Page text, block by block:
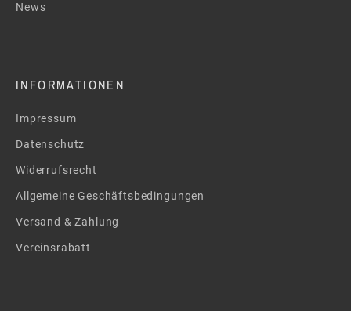
News
INFORMATIONEN
Impressum
Datenschutz
Widerrufsrecht
Allgemeine Geschäftsbedingungen
Versand & Zahlung
Vereinsrabatt